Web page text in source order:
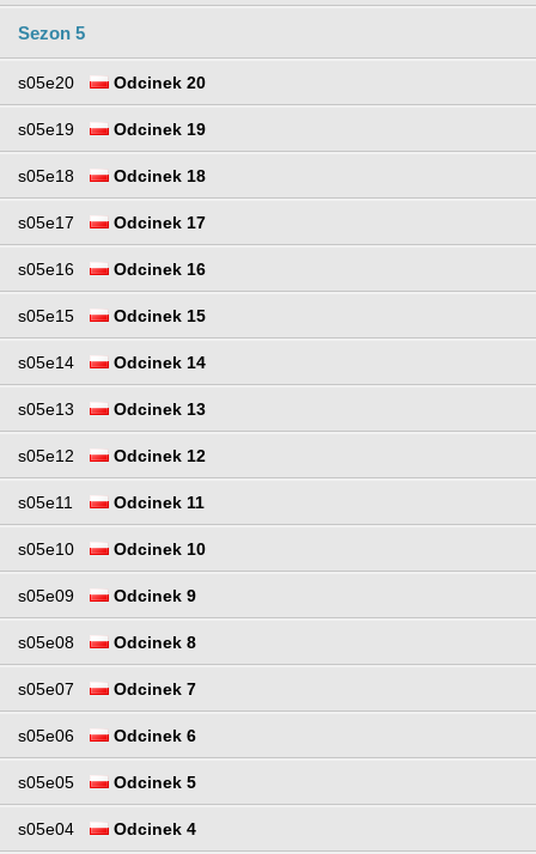
Sezon 5
s05e20 Odcinek 20
s05e19 Odcinek 19
s05e18 Odcinek 18
s05e17 Odcinek 17
s05e16 Odcinek 16
s05e15 Odcinek 15
s05e14 Odcinek 14
s05e13 Odcinek 13
s05e12 Odcinek 12
s05e11 Odcinek 11
s05e10 Odcinek 10
s05e09 Odcinek 9
s05e08 Odcinek 8
s05e07 Odcinek 7
s05e06 Odcinek 6
s05e05 Odcinek 5
s05e04 Odcinek 4